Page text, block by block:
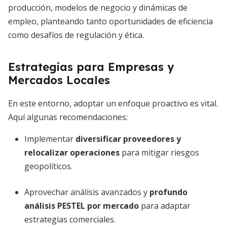
producción, modelos de negocio y dinámicas de
empleo, planteando tanto oportunidades de eficiencia
como desafíos de regulación y ética.
Estrategias para Empresas y
Mercados Locales
En este entorno, adoptar un enfoque proactivo es vital.
Aquí algunas recomendaciones:
Implementar diversificar proveedores y
relocalizar operaciones para mitigar riesgos
geopolíticos.
Aprovechar análisis avanzados y profundo
análisis PESTEL por mercado para adaptar
estrategias comerciales.